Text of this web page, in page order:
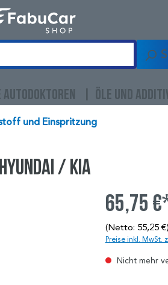
AUTODOKTOREN ÖLE UND
und Einspritzung
/ Kia
65,75
(Netto: 55,25 €)
Preise inkl. MwSt.
Nicht mehr